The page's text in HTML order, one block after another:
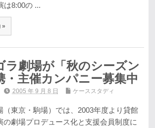
は8:00の ...
»
ラ劇場が「秋のシーズン
・主催カンパニー募集中
2005 年 9 月 8 日 ケーススタディ
（東京・駒場）では、2003年度より貸館
の劇場プロデュース化と支援会員制度に